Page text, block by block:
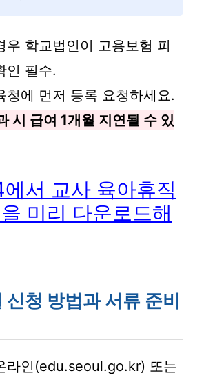
우 학교법인이 고용보험 피
인 필수.
청에 먼저 등록 요청하세요.
시 급여 1개월 지연될 수 있
서 교사 육아휴직
미리 다운로드해
신청 방법과 서류 준비
라인(edu.seoul.go.kr) 또는